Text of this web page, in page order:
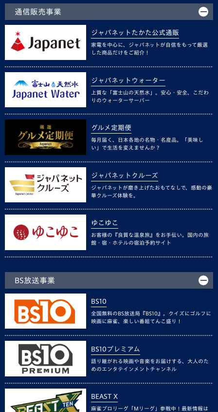
通信販売事業
ジャパネットたかた公式通販
家電を中心に、ジャパネットが自信をもって厳選
した商品だけをご紹介！
ジャパネットウォーター
上質な「富士山の天然水」。安心・安全、こだわ
りのウォーターサーバー
グルメ定期便
毎月届く、日本各地の名物・名産品。「美味し
い」で生活を変えませんか？
ジャパネットクルーズ
ジャパネットが磨き上げたおもてなしで、感動の豪
華クルーズ体験を。
ゆこゆこ
お客様の『良質な温泉旅』をお手伝い。国内の旅
館・宿・ホテルの宿泊予約サイト
BS放送事業
BS10
全国無料のBS放送局『BS10』。クイズにゴルフに
映画に麻雀、楽しい番組てんこ盛り！
BS10プレミアム
語り継がれる映画や音楽をお届けする、大人のた
めのエンタテインメントチャンネル
BEAST X
麻雀プロリーグ「Mリーグ」参戦中！最新情報は